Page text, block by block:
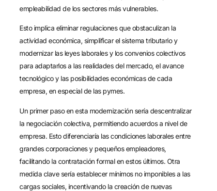
empleabilidad de los sectores más vulnerables.
Esto implica eliminar regulaciones que obstaculizan la
actividad económica, simplificar el sistema tributario y
modernizar las leyes laborales y los convenios colectivos
para adaptarlos a las realidades del mercado, el avance
tecnológico y las posibilidades económicas de cada
empresa, en especial de las pymes.
Un primer paso en esta modernización sería descentralizar
la negociación colectiva, permitiendo acuerdos a nivel de
empresa. Esto diferenciaría las condiciones laborales entre
grandes corporaciones y pequeños empleadores,
facilitando la contratación formal en estos últimos. Otra
medida clave sería establecer mínimos no imponibles a las
cargas sociales, incentivando la creación de nuevas